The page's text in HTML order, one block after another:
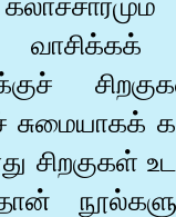
சுமையாகக்
சிறகுகள்